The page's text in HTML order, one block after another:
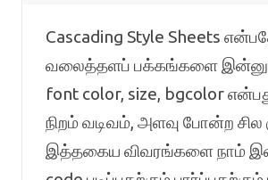
Cascading Style Sheets
வலைத்தளப் பக்கங்களை இன்னும்
font color, size, bgcolor
நிறம் வடிவம், அளவு போன்ற
இத்தகைய விவரங்களை நாம்